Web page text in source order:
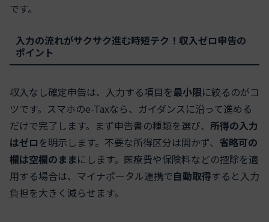
です。
入力の流れがサクサク進む時短テク！収入ゼロ申告の
ポイント
収入なし確定申告は、入力する項目を最小限に絞るのがコ
ツです。スマホのe-Taxなら、ガイダンスに沿って進める
だけで完了します。まず申告書の種類を選び、 所得の入力
はゼロを明示します。不要な所得区分は開かず、 省略可の
欄は空欄のままにします。医療費や保険料などの控除を適
用する場合は、マイナポータル連携で自動取得すると入力
負担を大きく減らせます。